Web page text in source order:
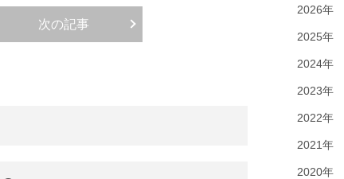
次の記事
2026年
2025年
2024年
2023年
2022年
2021年
2020年